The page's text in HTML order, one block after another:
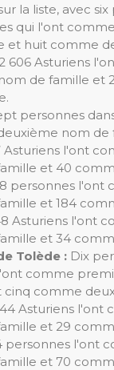
la liste, avec
qui l'ont
et huit comme
2 606 Asturiens
de famille et
personnes
nom de
Asturiens l'ont
et 40
personnes l'ont
et 184
Asturiens l'ont
et 34
Tolède : Dix
comme
cinq comme
44 Asturiens l'ont
et 29
personnes l'ont
et 70